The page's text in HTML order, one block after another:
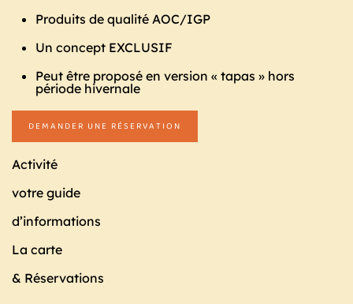
Produits de qualité AOC/IGP
Un concept EXCLUSIF
Peut être proposé en version « tapas » hors
période hivernale
DEMANDER UNE RÉSERVATION
Activité
votre guide
d’informations
La carte
& Réservations